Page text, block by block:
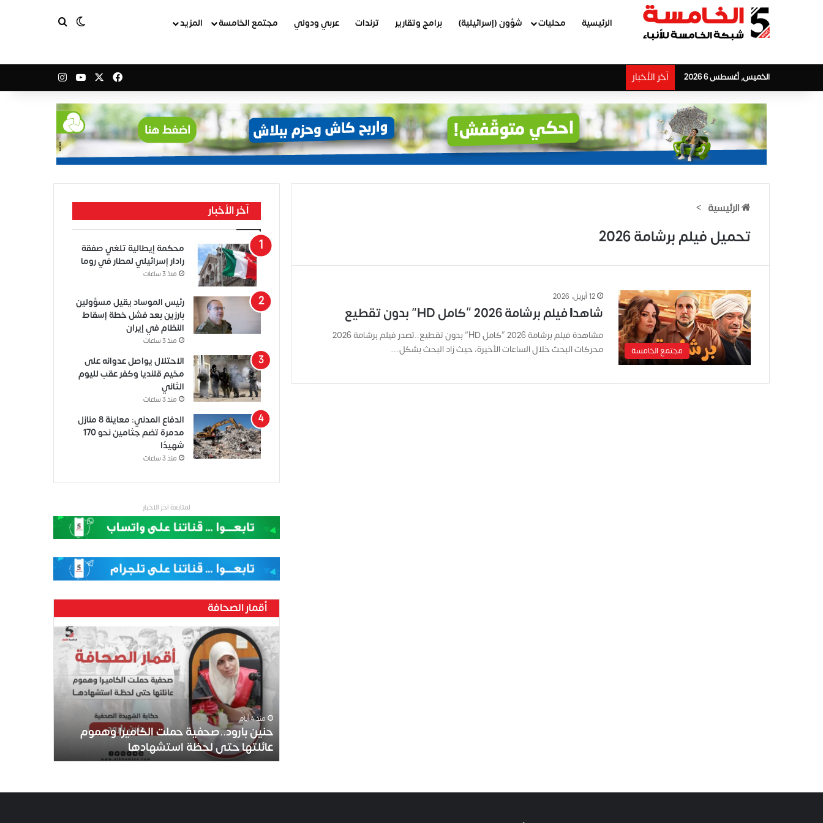
الرئيسية محليات شؤون (إسرائيلية) برامج وتقارير ترندات عربي ودولي مجتمع الخامسة المزيد الوضع المظلم
الخميس, أغسطس 6 2026 آخر الأخبار فيسبوك ‫YouTube
الرئيسية >
تحميل فيلم برشامة 2026
مجتمع الخامسة
12 أبريل، 2026
شاهد| فيلم برشامة 2026 “كامل HD” بدون تقطيع
مشاهدة فيلم برشامة 2026 “كامل HD” بدون تقطيع..تصدر فيلم برشامة 2026
محركات البحث خلال الساعات الأخيرة، حيث زاد البحث بشكل…
آخر الأخبار
محكمة إيطالية تلغي صفقة
رادار إسرائيلي لمطار في روما
منذ 3 ساعات
رئيس الموساد يقيل مسؤولين
بارزين بعد فشل خطة إسقاط
النظام في إيران
منذ 3 ساعات
الاحتلال يواصل عدوانه على
مخيم قلنديا وكفر عقب لليوم
الثاني
منذ 3 ساعات
الدفاع المدني: معاينة 8 منازل
مدمرة تضم جثامين نحو 170
شهيدًا
منذ 3 ساعات
لمتابعة اخر الاخبار
أقمار الصحافة
ح
ن
.
منذ 4 أيام
حنين بارود..صحفية حملت الكاميرا وهموم
عائلتها حتى لحظة استشهادها